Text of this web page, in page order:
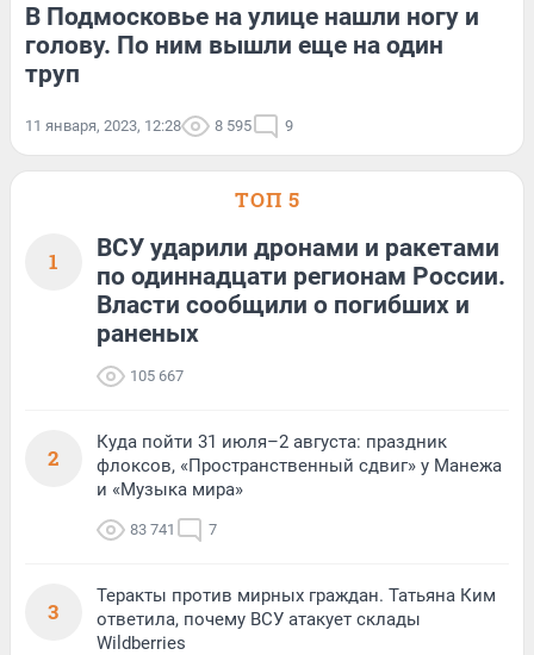
В Подмосковье на улице нашли ногу и
голову. По ним вышли еще на один
труп
11 января, 2023, 12:28 8 595 9
ТОП 5
1
ВСУ ударили дронами и ракетами
по одиннадцати регионам России.
Власти сообщили о погибших и
раненых
105 667
2
Куда пойти 31 июля–2 августа: праздник
флоксов, «Пространственный сдвиг» у Манежа
и «Музыка мира»
83 741 7
3
Теракты против мирных граждан. Татьяна Ким
ответила, почему ВСУ атакует склады
Wildberries